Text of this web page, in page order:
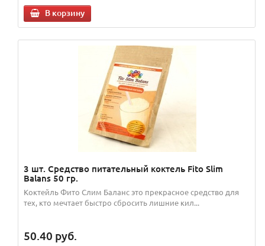
В корзину
3 шт. Средство питательный коктель Fito Slim
Balans 50 гр.
Коктейль Фито Слим Баланс это прекрасное средство для
тех, кто мечтает быстро сбросить лишние кил...
50.40 руб.